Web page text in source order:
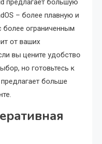
предлагает большую
– более плавную и
более ограниченным
от ваших
вы цените удобство
но готовьтесь к
больше